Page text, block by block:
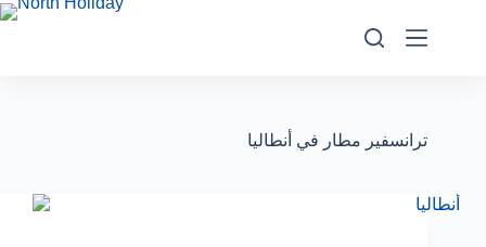
ترانسفير مطار في أنطاليا